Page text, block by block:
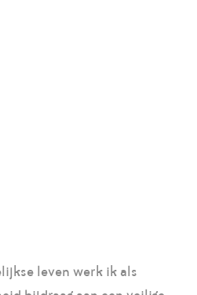
leven werk ik als